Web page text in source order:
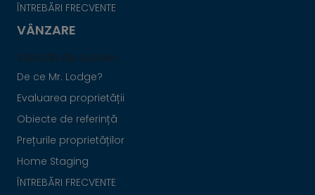
ÎNTREBĂRI FRECVENTE
VÂNZARE
Vânzări de succes
De ce Mr. Lodge?
Evaluarea proprietății
Obiecte de referință
Prețurile proprietăților
Home Staging
ÎNTREBĂRI FRECVENTE